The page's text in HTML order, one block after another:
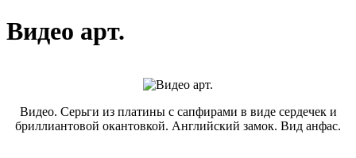
Видео арт.
Видео. Серьги из платины с сапфирами в виде сердечек и
бриллиантовой окантовкой. Английский замок. Вид анфас.